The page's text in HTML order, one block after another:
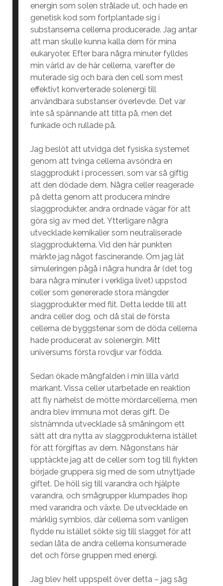
energin som solen strålade ut, och hade en
genetisk kod som fortplantade sig i
substanserna cellerna producerade. Jag antar
att man skulle kunna kalla dem för mina
eukaryoter. Efter bara några minuter fylldes
min värld av de här cellerna, varefter de
muterade sig och bara den cell som mest
effektivt konverterade solenergi till
användbara substanser överlevde. Det var
inte så spännande att titta på, men det
funkade och rullade på.
Jag beslöt att utvidga det fysiska systemet
genom att tvinga cellerna avsöndra en
slaggprodukt i processen, som var så giftig
att den dödade dem. Några celler reagerade
på detta genom att producera mindre
slaggprodukter, andra ordnade vägar för att
göra sig av med det. Ytterligare några
utvecklade kemikalier som neutraliserade
slaggprodukterna. Vid den här punkten
märkte jag något fascinerande. Om jag lät
simuleringen pågå i några hundra år (det tog
bara några minuter i verkliga livet) uppstod
celler som genererade stora mängder
slaggprodukter med flit. Detta ledde till att
andra celler dog, och då stal de första
cellerna de byggstenar som de döda cellerna
hade producerat av solenergin. Mitt
universums första rovdjur var födda.
Sedan ökade mångfalden i min lilla värld
markant. Vissa celler utarbetade en reaktion
att fly närhelst de mötte mördarcellerna, men
andra blev immuna mot deras gift. De
sistnämnda utvecklade så småningom ett
sätt att dra nytta av slaggprodukterna istället
för att förgiftas av dem. Någonstans här
upptäckte jag att de celler som tog till flykten
började gruppera sig med de som utnyttjade
giftet. De höll sig till varandra och hjälpte
varandra, och smågrupper klumpades ihop
med varandra och växte. De utvecklade en
märklig symbios, där cellerna som vanligen
flydde nu istället sökte sig till slagget för att
sedan låta de andra cellerna konsumerade
det och förse gruppen med energi.
Jag blev helt uppspelt över detta – jag såg